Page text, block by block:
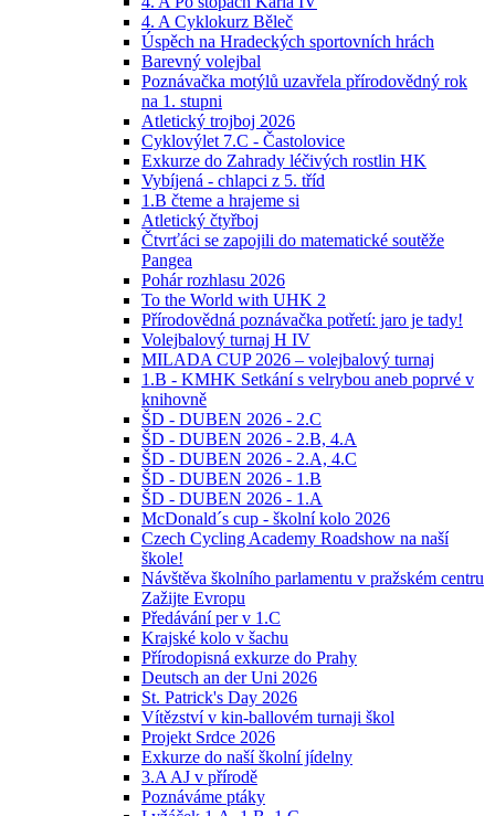
4. A Cyklokurz Běleč
Úspěch na Hradeckých sportovních hrách
Barevný volejbal
Poznávačka motýlů uzavřela přírodovědný rok
na 1. stupni
Atletický trojboj 2026
Cyklovýlet 7.C - Častolovice
Exkurze do Zahrady léčivých rostlin HK
Vybíjená - chlapci z 5. tříd
1.B čteme a hrajeme si
Atletický čtyřboj
Čtvrťáci se zapojili do matematické soutěže
Pangea
Pohár rozhlasu 2026
To the World with UHK 2
Přírodovědná poznávačka potřetí: jaro je tady!
Volejbalový turnaj H IV
MILADA CUP 2026 – volejbalový turnaj
1.B - KMHK Setkání s velrybou aneb poprvé v
knihovně
ŠD - DUBEN 2026 - 2.C
ŠD - DUBEN 2026 - 2.B, 4.A
ŠD - DUBEN 2026 - 2.A, 4.C
ŠD - DUBEN 2026 - 1.B
ŠD - DUBEN 2026 - 1.A
McDonald´s cup - školní kolo 2026
Czech Cycling Academy Roadshow na naší
škole!
Návštěva školního parlamentu v pražském centru
Zažijte Evropu
Předávání per v 1.C
Krajské kolo v šachu
Přírodopisná exkurze do Prahy
Deutsch an der Uni 2026
St. Patrick's Day 2026
Vítězství v kin-ballovém turnaji škol
Projekt Srdce 2026
Exkurze do naší školní jídelny
3.A AJ v přírodě
Poznáváme ptáky